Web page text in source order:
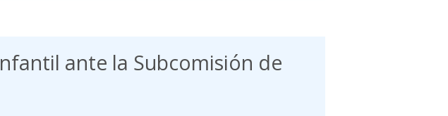
ante la Subcomisión de